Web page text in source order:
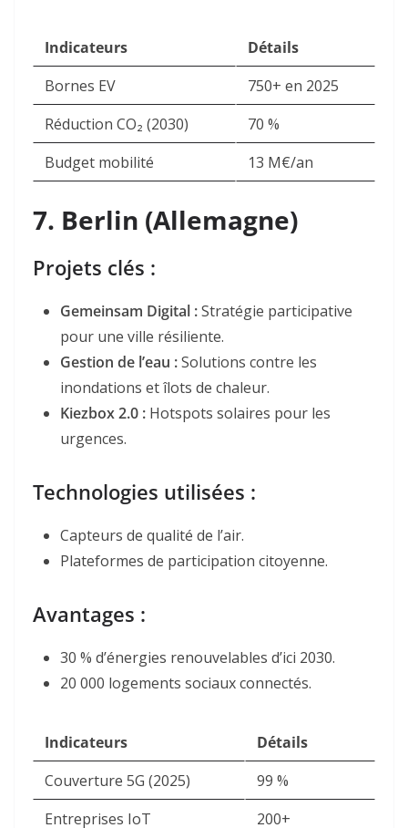
Indicateurs
Détails
Bornes EV
750+ en 2025
Réduction CO₂ (2030)
70 %
Budget mobilité
13 M€/an
7. Berlin (Allemagne)
Projets clés :
Gemeinsam Digital :Stratégie participative
pour une ville résiliente.
Gestion de l’eau :Solutions contre les
inondations et îlots de chaleur.
Kiezbox 2.0 : Hotspots solaires pour les
urgences.
Technologies utilisées :
Capteurs de qualité de l’air.
Plateformes de participation citoyenne.
Avantages :
30 % d’énergies renouvelables d’ici 2030.
20 000 logements sociaux connectés.
Indicateurs
Détails
Couverture 5G (2025)
99 %
Entreprises IoT
200+